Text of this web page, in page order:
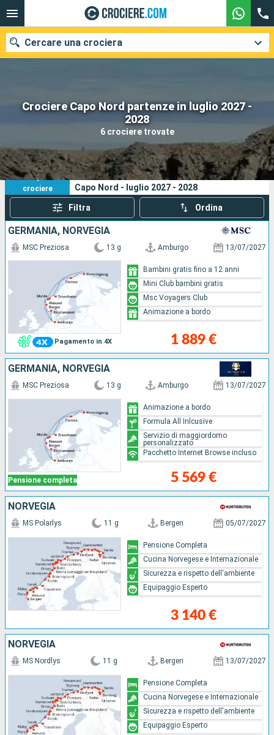
Crociere Capo Nord partenze in luglio 2027 -
2028
6 crociere trovate
Cercare una crociera
Le nostre destinazioni
Porti Compagnie
Ricerca
6
crociere
I tuoi criteri di ricerca:
Capo Nord - luglio 2027 - 2028
Filtra Ordina
GERMANIA, NORVEGIA
Pagamento in 4X
MSC Preziosa 13 g Amburgo 13/07/2027
1 889 €
Bambini gratis fino a 12 anni
Mini Club bambini gratis
Msc Voyagers Club
Animazione a bordo
GERMANIA, NORVEGIA
Pensione completa
MSC Preziosa 13 g Amburgo 13/07/2027
5 569 €
Animazione a bordo
Formula All Inlcusive
Servizio di maggiordomo
personalizzato
Pacchetto Internet Browse incluso
NORVEGIA
MS Polarlys 11 g Bergen 05/07/2027
3 140 €
Pensione Completa
Cucina Norvegese e Internazionale
Sicurezza e rispetto dell'ambiente
Equipaggio Esperto
NORVEGIA
MS Nordlys 11 g Bergen 13/07/2027
Pensione Completa
Cucina Norvegese e Internazionale
Sicurezza e rispetto dell'ambiente
Equipaggio Esperto